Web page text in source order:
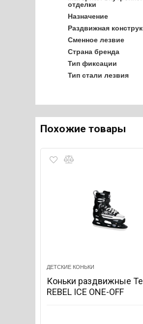
отделки
Назначение
Раздвижная
Сменное лезвие
Страна бренда
Тип фиксации
Тип стали лезвия
Похожие товары
ДЕТСКИЕ КОНЬКИ
Коньки раздвижные
REBEL ICE ONE-OFF